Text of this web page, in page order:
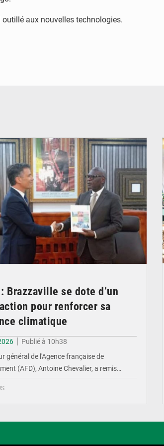
aux nouvelles technologies.
Brazzaville se dote d’un
pour renforcer sa
climatique
Publié à 10h38
général de l'Agence française de
(AFD), Antoine Chevalier, a remis…